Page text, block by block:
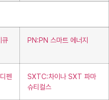
큐
PN:PN 스마트 에너지
펜
SXTC:차이나 SXT 파마
슈티컬스